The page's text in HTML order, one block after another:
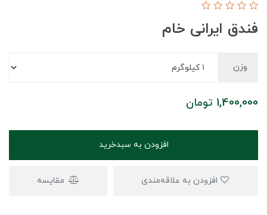
فندق ایرانی خام
وزن
1,400,000 تومان
افزودن به سبدخرید
مقایسه